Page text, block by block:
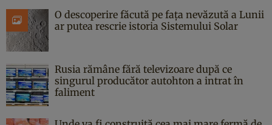
O descoperire făcută pe fața nevăzută a Lunii
ar putea rescrie istoria Sistemului Solar
Rusia rămâne fără televizoare după ce
singurul producător autohton a intrat în
faliment